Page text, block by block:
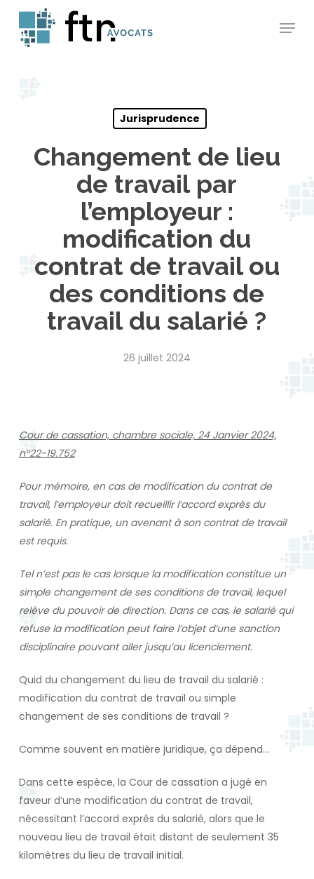
main
Menu
Jurisprudence
Changement de lieu
de travail par
l’employeur :
modification du
contrat de travail ou
des conditions de
travail du salarié ?
26 juillet 2024
Cour de cassation, chambre sociale, 24 Janvier 2024,
n°22-19.752
Pour mémoire, en cas de modification du contrat de
travail, l’employeur doit recueillir l’accord exprès du
salarié. En pratique, un avenant à son contrat de travail
est requis.
Tel n’est pas le cas lorsque la modification constitue un
simple changement de ses conditions de travail, lequel
relève du pouvoir de direction. Dans ce cas, le salarié qui
refuse la modification peut faire l’objet d’une sanction
disciplinaire pouvant aller jusqu’au licenciement.
Quid du changement du lieu de travail du salarié :
modification du contrat de travail ou simple
changement de ses conditions de travail ?
Comme souvent en matière juridique, ça dépend…
Dans cette espèce, la Cour de cassation a jugé en
faveur d’une modification du contrat de travail,
nécessitant l’accord exprès du salarié, alors que le
nouveau lieu de travail était distant de seulement 35
kilomètres du lieu de travail initial.